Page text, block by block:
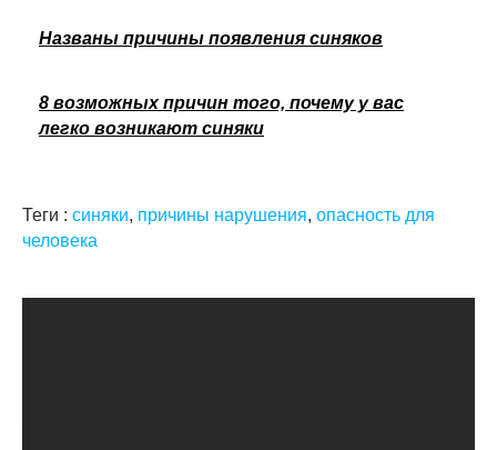
Названы причины появления синяков
8 возможных причин того, почему у вас
легко возникают синяки
Теги : синяки, причины нарушения, опасность для
человека